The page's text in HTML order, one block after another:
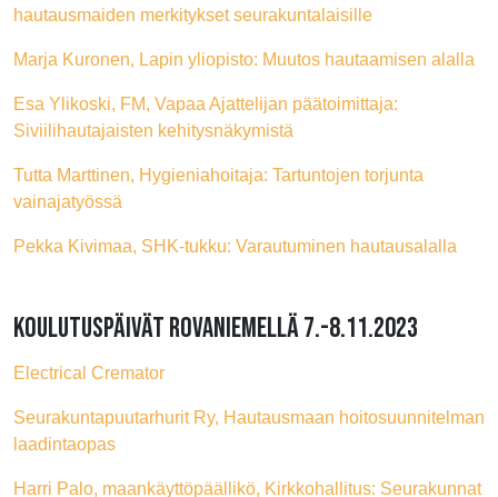
hautausmaiden merkitykset seurakuntalaisille
Marja Kuronen, Lapin yliopisto: Muutos hautaamisen alalla
Esa Ylikoski, FM, Vapaa Ajattelijan päätoimittaja:
Siviilihautajaisten kehitysnäkymistä
Tutta Marttinen, Hygieniahoitaja: Tartuntojen torjunta
vainajatyössä
Pekka Kivimaa, SHK-tukku: Varautuminen hautausalalla
KOULUTUSPÄIVÄT ROVANIEMELLÄ 7.-8.11.2023
Electrical Cremator
Seurakuntapuutarhurit Ry, Hautausmaan hoitosuunnitelman
laadintaopas
Harri Palo, maankäyttöpäällikö, Kirkkohallitus: Seurakunnat